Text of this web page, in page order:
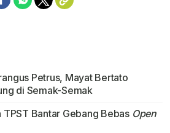
Petrus, Mayat Bertato
di Semak-Semak
Bantar Gebang Bebas Open